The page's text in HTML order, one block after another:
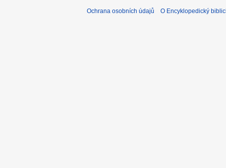
Ochrana osobních údajů O Encyklopedický